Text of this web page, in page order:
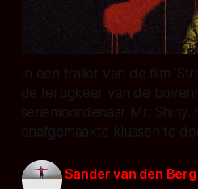
In een trailer van de film
de terugkeer van de
seriemoordenaar Mr. Shiny.
onafgemaakte klussen te
Sander van den Berg